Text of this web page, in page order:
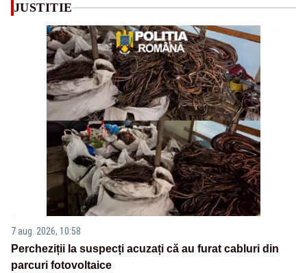
JUSTITIE
7 aug. 2026, 10:58
Percheziții la suspecți acuzați că au furat cabluri din
parcuri fotovoltaice